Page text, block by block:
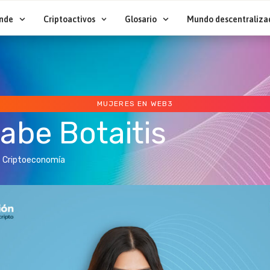
Criptoactivos Glosario Mundo
MUJERES EN WEB3
Botaitis
Criptoeconomía